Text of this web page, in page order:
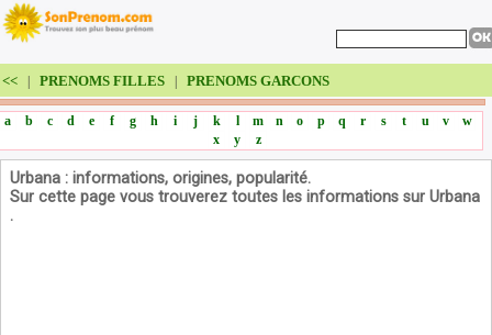
<< PRENOMS FILLES PRENOMS GARCONS
a b c d e f g h i j k l m n o p q r s t u v
w
x
y z
Urbana : informations, origines, popularité.
Sur cette page vous trouverez toutes les informations sur Urbana
.